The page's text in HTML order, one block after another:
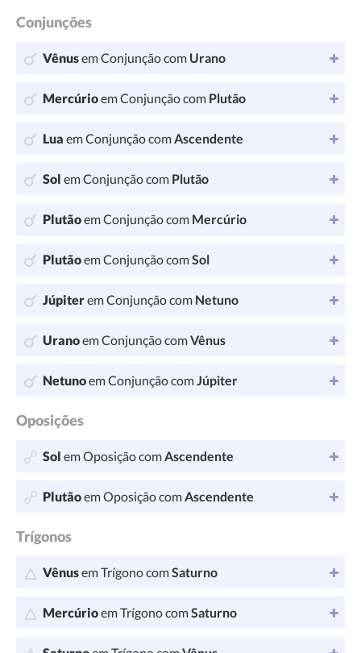
Conjunções
Vênusem Conjunção com Urano
Mercúrioem Conjunção com Plutão
Lua em Conjunção comAscendente
Sol em Conjunção com Plutão
Plutãoem Conjunção com Mercúrio
Plutãoem Conjunção comSol
Júpiterem Conjunção com Netuno
Uranoem Conjunção comVênus
Netunoem Conjunção comJúpiter
Oposições
Sol em Oposição comAscendente
Plutãoem Oposição comAscendente
Trígonos
Vênusem Trígono comSaturno
Mercúrioem Trígono comSaturno